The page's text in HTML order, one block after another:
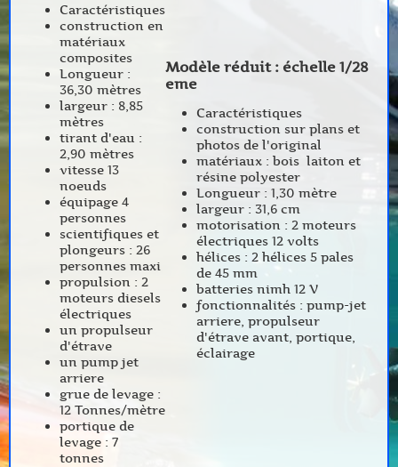
Caractéristiques
construction en
matériaux
composites
Longueur :
36,30 mètres
largeur : 8,85
mètres
tirant d'eau :
2,90 mètres
vitesse 13
noeuds
équipage 4
personnes
scientifiques et
plongeurs : 26
personnes maxi
propulsion : 2
moteurs diesels
électriques
un propulseur
d'étrave
un pump jet
arriere
grue de levage :
12 Tonnes/mètre
portique de
levage : 7
tonnes
Modèle réduit : échelle 1/28
eme
Caractéristiques
construction sur plans et
photos de l'original
matériaux : bois laiton et
résine polyester
Longueur : 1,30 mètre
largeur : 31,6 cm
motorisation : 2 moteurs
électriques 12 volts
hélices : 2 hélices 5 pales
de 45 mm
batteries nimh 12 V
fonctionnalités : pump-jet
arriere, propulseur
d'étrave avant, portique,
éclairage